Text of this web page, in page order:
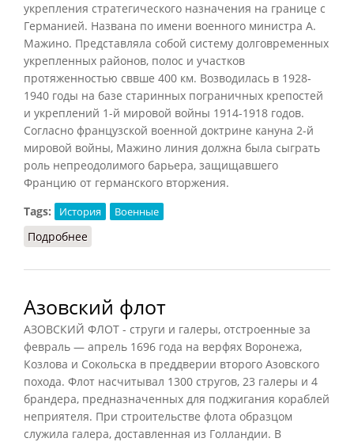
укрепления стратегического назначения на границе с
Германией. Названа по имени военного министра А.
Мажино. Представляла собой систему долговременных
укрепленных районов, полос и участков
протяженностью сввше 400 км. Возводилась в 1928-
1940 годы на базе старинных пограничных крепостей
и укреплений 1-й мировой войны 1914-1918 годов.
Согласно французской военной доктрине кануна 2-й
мировой войны, Мажино линия должна была сыграть
роль непреодолимого барьера, защищавшего
Францию от германского вторжения.
Tags:
История Военные
Подробнее
Азовский флот
АЗОВСКИЙ ФЛОТ - струги и галеры, отстроенные за
февраль — апрель 1696 года на верфях Воронежа,
Козлова и Сокольска в преддверии второго Азовского
похода. Флот насчитывал 1300 стругов, 23 галеры и 4
брандера, предназначенных для поджигания кораблей
неприятеля. При строительстве флота образцом
служила галера, доставленная из Голландии. В